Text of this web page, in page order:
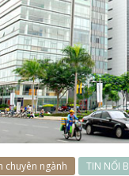
chuyên ngành TIN NỔI